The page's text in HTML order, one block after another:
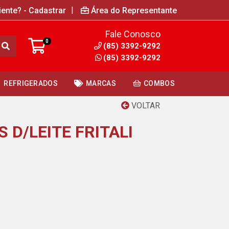
- Cadastrar | Área do Representante
0
Fale Conosco
(85) 3392-9292
(85) 3392-9292
REFRIGERADOS MARCAS COMBOS
VOLTAR
D/LEITE FRITALI